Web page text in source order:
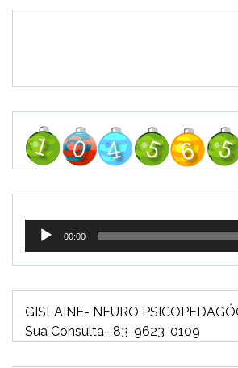
Tocador
áudio
00:00
GISLAINE- NEURO
Sua Consulta- 83-9623-0109